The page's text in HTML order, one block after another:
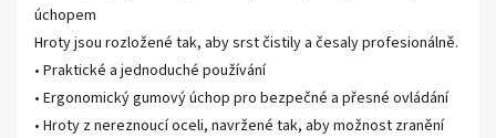
úchopem
Hroty jsou rozložené tak, aby srst čistily a česaly profesionálně.
• Praktické a jednoduché používání
• Ergonomický gumový úchop pro bezpečné a přesné ovládání
• Hroty z nereznoucí oceli, navržené tak, aby možnost zranění